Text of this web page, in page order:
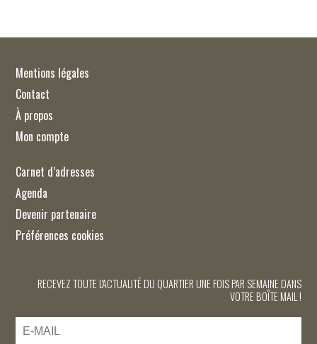
Mentions légales
Contact
À propos
Mon compte
Carnet d’adresses
Agenda
Devenir partenaire
Préférences cookies
RECEVEZ TOUTE L'ACTUALITÉ DU QUARTIER UNE FOIS PAR SEMAINE DANS
VOTRE BOÎTE MAIL !